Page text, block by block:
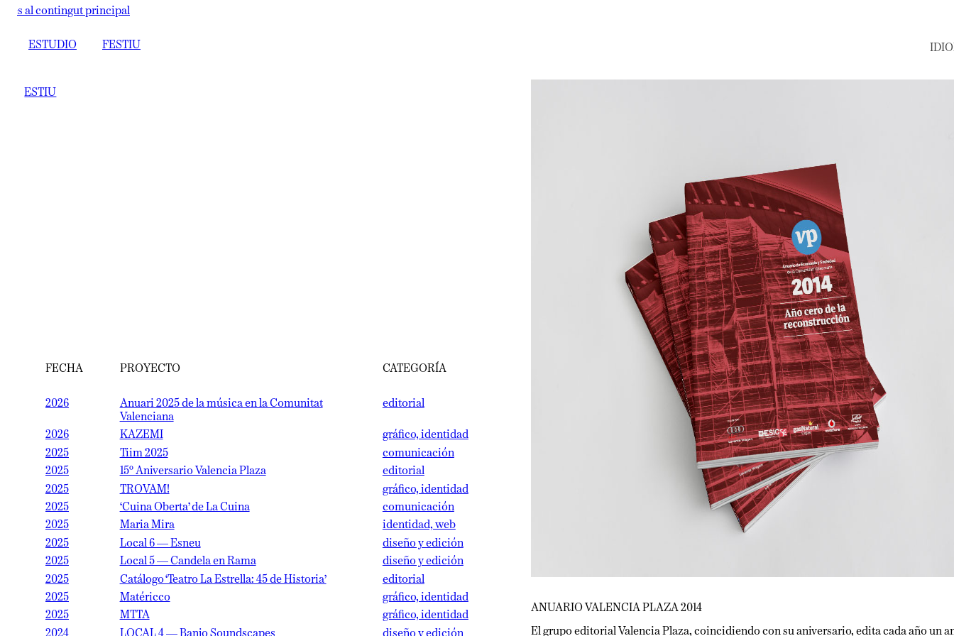
al contingut principal
ESTUDIO FESTIU
ESTIU
IDIOMA
FECHA PROYECTO CATEGORÍA
2026
Anuari 2025 de la música en la Comunitat
Valenciana
editorial
2026 KAZEMI
gráfico, identidad
2025
Tiim 2025
comunicación
2025
15º Aniversario Valencia Plaza
editorial
2025
TROVAM!
gráfico, identidad
2025
‘Cuina Oberta’ de La Cuina
comunicación
2025
Maria Mira
identidad, web
2025
Local 6 — Esneu
diseño y edición
2025
Local 5 — Candela en Rama
diseño y edición
2025
Catálogo ‘Teatro La Estrella: 45 de Historia’
editorial
2025
Matéricco
gráfico, identidad
2025
MTTA
gráfico, identidad
2024
LOCAL 4 — Banjo Soundscapes diseño y edición
ANUARIO VALENCIA PLAZA 2014
El grupo editorial Valencia Plaza, coincidiendo con su aniversario, edita cada año un